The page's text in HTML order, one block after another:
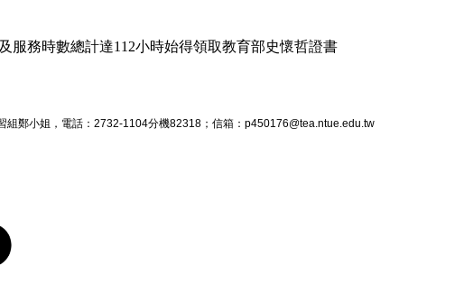
服務時數總計達112小時始得領取教育部史懷哲證書
組鄭小姐，電話：2732-1104分機82318；信箱：p450176@tea.ntue.edu.tw